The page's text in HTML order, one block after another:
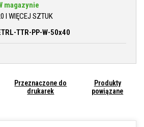
magazynie
I WIĘCEJ SZTUK
TTR-PP-W-50x40
Przeznaczone do
drukarek
Produkty
powiązane